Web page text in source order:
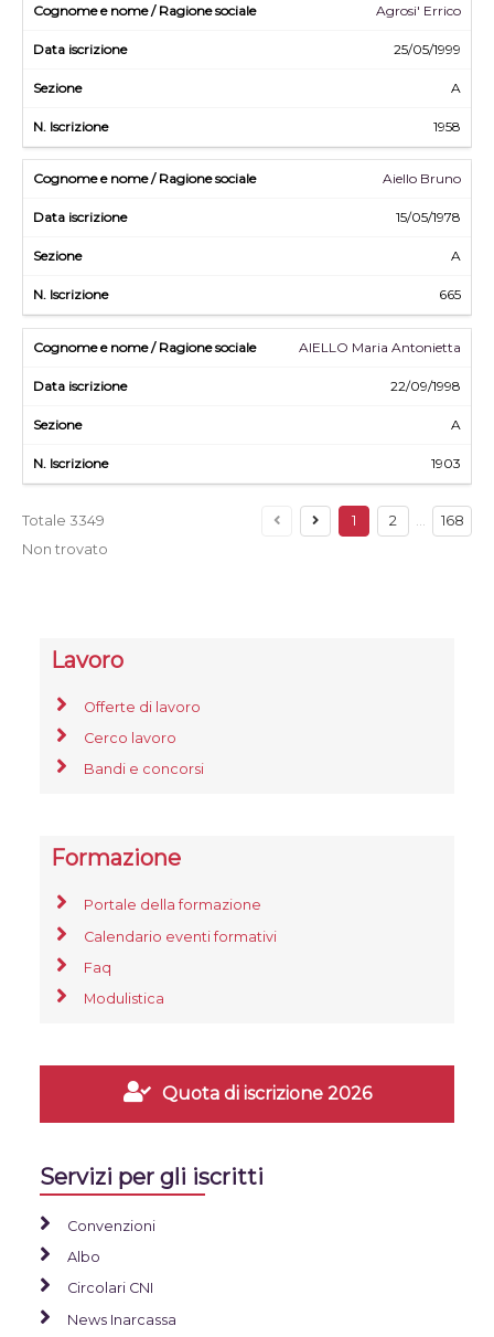
Agrosi' Errico
25/05/1999
A
1958
Aiello Bruno
15/05/1978
A
665
AIELLO Maria Antonietta
22/09/1998
A
1903
Totale 3349 1 2 …
168
Non trovato
Lavoro
Offerte di lavoro
Cerco lavoro
Bandi e concorsi
Formazione
Portale della formazione
Calendario eventi formativi
Faq
Modulistica
Quota di iscrizione 2026
Servizi per gli iscritti
Convenzioni
Albo
Circolari CNI
News Inarcassa